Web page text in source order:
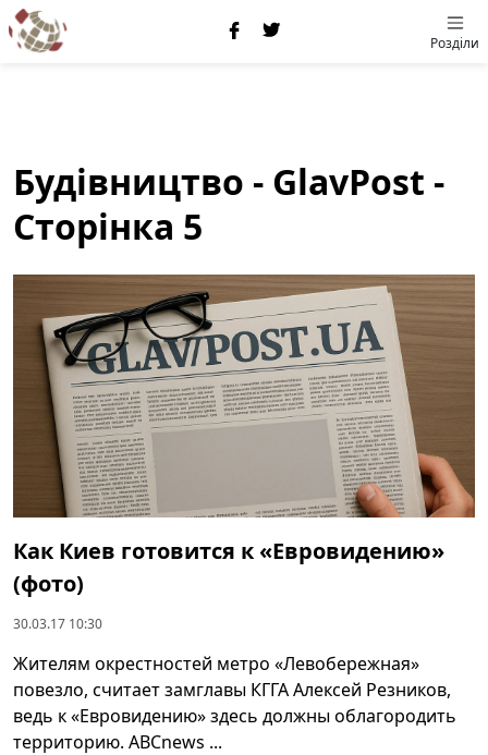
Розділи
Будівництво - GlavPost -
Сторінка 5
Как Киев готовится к «Евровидению»
(фото)
30.03.17 10:30
Жителям окрестностей метро «Левобережная»
повезло, считает замглавы КГГА Алексей Резников,
ведь к «Евровидению» здесь должны облагородить
территорию. ABCnews ...